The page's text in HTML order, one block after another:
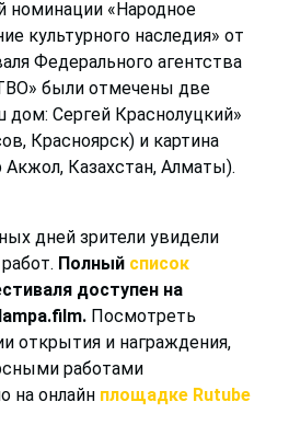
номинации «Народное
культурного наследия» от
Федерального агентства
были отмечены две
дом: Сергей Краснолуцкий»
Красноярск) и картина
Акжол, Казахстан, Алматы).
дней зрители увидели
Полный список
доступен на
Посмотреть
открытия и награждения,
работами
на онлайн площадке Rutube